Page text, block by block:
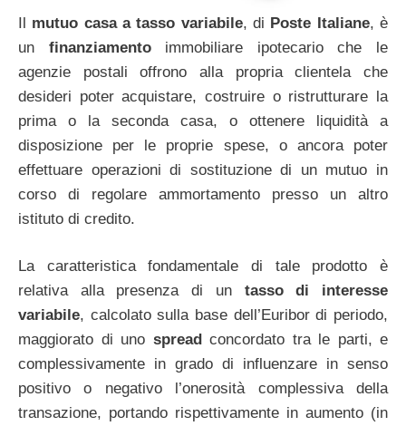
Il mutuo casa a tasso variabile, di Poste Italiane, è
un finanziamentoimmobiliare ipotecario che le
agenzie postali offrono alla propria clientela che
desideri poter acquistare, costruire o ristrutturare la
prima o la seconda casa, o ottenere liquidità a
disposizione per le proprie spese, o ancora poter
effettuare operazioni di sostituzione di un mutuo in
corso di regolare ammortamento presso un altro
istituto di credito.
La caratteristica fondamentale di tale prodotto è
relativa alla presenza di un tasso di interesse
variabile, calcolato sulla base dell’Euribor di periodo,
maggiorato di uno spreadconcordato tra le parti, e
complessivamente in grado di influenzare in senso
positivo o negativo l’onerosità complessiva della
transazione, portando rispettivamente in aumento (in